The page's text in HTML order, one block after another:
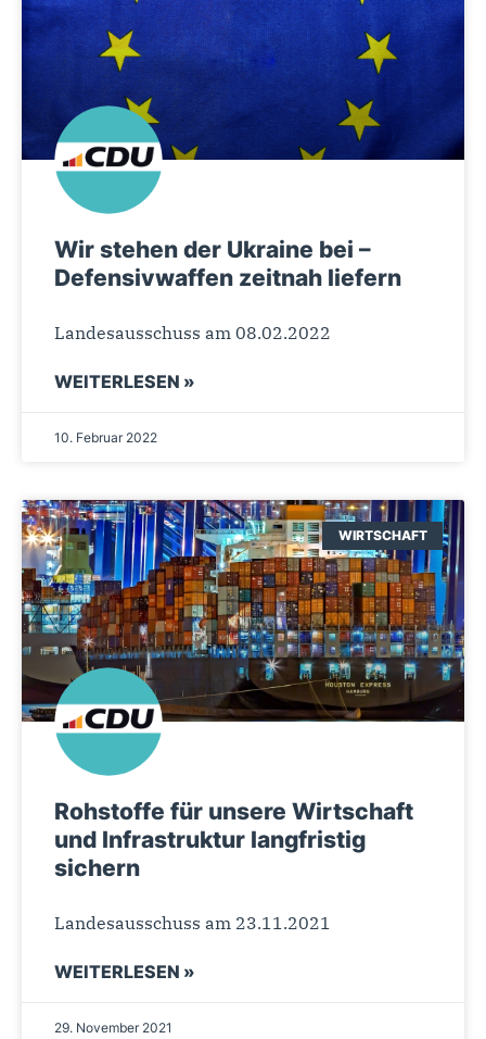
Wir stehen der Ukraine bei –
Defensivwaffen zeitnah liefern
Landesausschuss am 08.02.2022
WEITERLESEN »
10. Februar 2022
WIRTSCHAFT
Rohstoffe für unsere Wirtschaft
und Infrastruktur langfristig
sichern
Landesausschuss am 23.11.2021
WEITERLESEN »
29. November 2021